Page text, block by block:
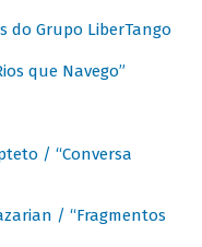
do Grupo LiberTango
que Navego”
/ “Conversa
/ “Fragmentos